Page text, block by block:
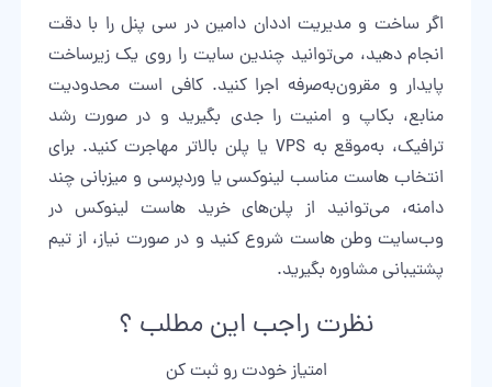
اگر ساخت و مدیریت اددان دامین در سی پنل را با دقت
انجام دهید، می‌توانید چندین سایت را روی یک زیرساخت
پایدار و مقرون‌به‌صرفه اجرا کنید. کافی است محدودیت
منابع، بکاپ و امنیت را جدی بگیرید و در صورت رشد
ترافیک، به‌موقع به VPS یا پلن بالاتر مهاجرت کنید. برای
انتخاب هاست مناسب لینوکسی یا وردپرسی و میزبانی چند
دامنه، می‌توانید از پلن‌هایخرید هاست لینوکس در
وب‌سایت وطن هاست شروع کنید و در صورت نیاز، از تیم
پشتیبانی مشاوره بگیرید.
نظرت راجب این مطلب ؟
امتیاز خودت رو ثبت کن